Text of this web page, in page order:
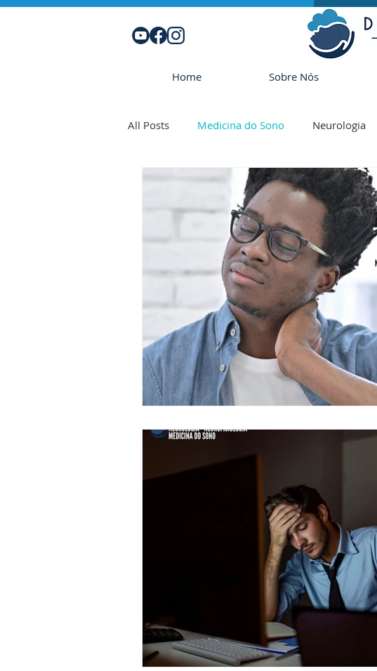
Home Sobre Nós
All Posts Medicina do Sono Neurologia